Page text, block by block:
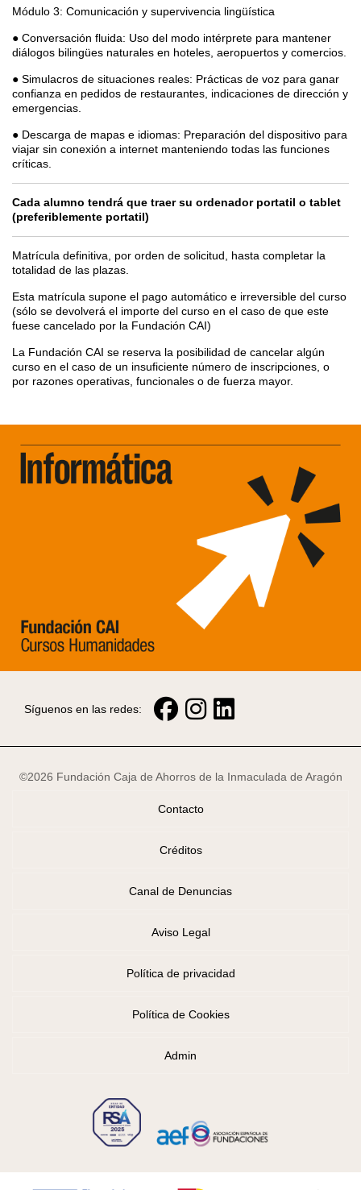
Módulo 3: Comunicación y supervivencia lingüística
● Conversación fluida: Uso del modo intérprete para mantener
diálogos bilingües naturales en hoteles, aeropuertos y comercios.
● Simulacros de situaciones reales: Prácticas de voz para ganar
confianza en pedidos de restaurantes, indicaciones de dirección y
emergencias.
● Descarga de mapas e idiomas: Preparación del dispositivo para
viajar sin conexión a internet manteniendo todas las funciones
críticas.
Cada alumno tendrá que traer su ordenador portatil o tablet
(preferiblemente portatil)
Matrícula definitiva, por orden de solicitud, hasta completar la
totalidad de las plazas.
Esta matrícula supone el pago automático e irreversible del curso
(sólo se devolverá el importe del curso en el caso de que este
fuese cancelado por la Fundación CAI)
La Fundación CAI se reserva la posibilidad de cancelar algún
curso en el caso de un insuficiente número de inscripciones, o
por razones operativas, funcionales o de fuerza mayor.
Síguenos en las redes:
©2026 Fundación Caja de Ahorros de la Inmaculada de Aragón
Contacto
Créditos
Canal de Denuncias
Aviso Legal
Política de privacidad
Política de Cookies
Admin